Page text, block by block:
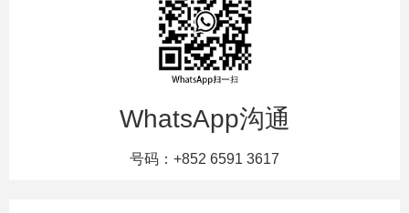
WhatsApp沟通
号码：+852 6591 3617